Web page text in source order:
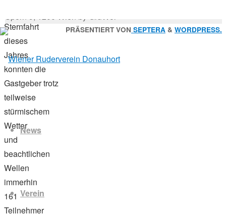
springenNews
Verein
Sternfahrt
dieses
Jahres
konnten die
Gastgeber trotz
teilweise
stürmischem
Wetter
und
beachtlichen
Wellen
immerhin
161
Teilnehmer
Sporn 9, 1200 Wien by GruWol
PRÄSENTIERT VON SEPTERA & WORDPRESS.
Zurück
nach
oben